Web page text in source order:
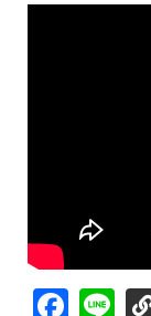
Facebook
Line